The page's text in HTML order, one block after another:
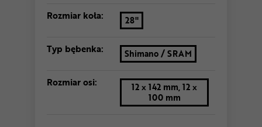
Rozmiar koła: 28"
Typ bębenka: Shimano / SRAM
Rozmiar osi:
12 x 142 mm, 12 x
100 mm